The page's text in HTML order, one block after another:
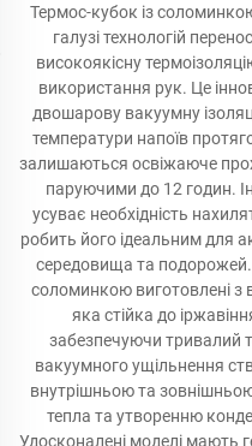
Термос-кубок із
галузі технологій
високоякісну
використання рук. Це
двошарову вакуумну
температури напоїв
залишаються освіжаюче
паруючими до 12 годин.
усуває необхідність
робить його ідеальним для
середовища та подорожей.
соломинкою виготовлені з
яка стійка до
забезпечуючи тривалий
вакуумного ущільнення
внутрішньою та
тепла та утворенню
Удосконалені моделі мають